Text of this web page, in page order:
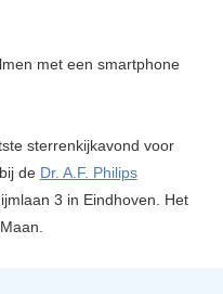
met een smartphone
sterrenkijkavond voor
de Dr. A.F. Philips
3 in Eindhoven. Het